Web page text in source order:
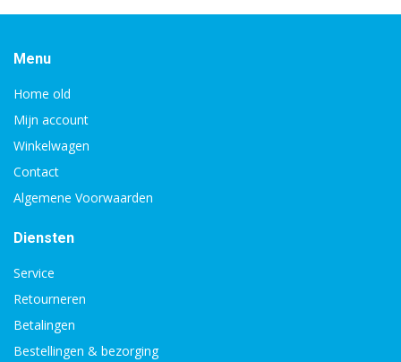
Menu
Home old
Mijn account
Winkelwagen
Contact
Algemene Voorwaarden
Diensten
Service
Retourneren
Betalingen
Bestellingen & bezorging